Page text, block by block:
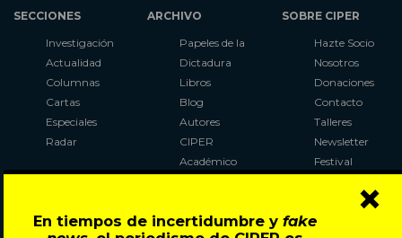
En tiempos de incertidumbre y fake
×
SECCIONES
Investigación
Actualidad
Columnas
Cartas
Especiales
Radar
ARCHIVO
Papeles de la
Dictadura
Libros
Blog
Autores
CIPER
Académico
Al Plebiscito
SOBRE CIPER
Hazte Socio
Nosotros
Donaciones
Contacto
Talleres
Newsletter
Festival